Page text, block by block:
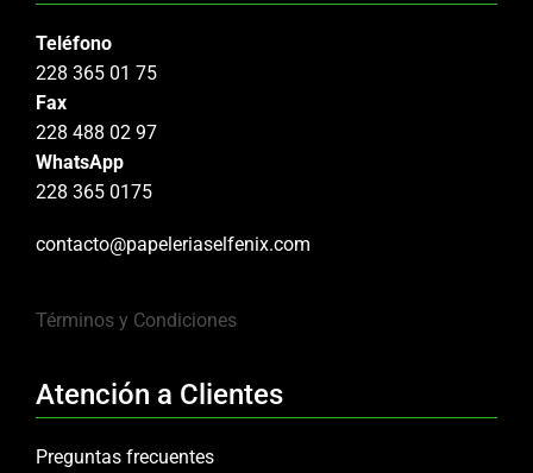
Teléfono
228 365 01 75
Fax
228 488 02 97
WhatsApp
228 365 0175
contacto@papeleriaselfenix.com
Términos y Condiciones
Atención a Clientes
Preguntas frecuentes